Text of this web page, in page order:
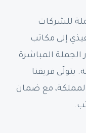
للشركات
إلى مكاتب
المباشرة
فريقنا
مع ضمان